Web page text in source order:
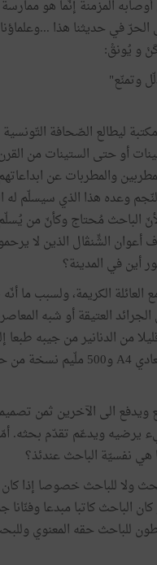
المزمنة إنّما هو
في حديثنا هذا
و يُونقْ:
وتمنّع"
ليطالع الصّحافة
أو حتى الستينات من
والمطربات عن
وعده هذا الذي سيسلّم له
الباحث مُحتاج وكأنّ من
الشِّنڤال الذين لا
أين في المدينة؟
الكريمة، ولسبب ما
العتيقة أو شبه
من الدنانير من جيبه طبعا
الى الآخرين ثمن
يرضيه ويدعّم تقدّم بحثه.
هي نفسيّة الباحث عندئذ؟
ولا للباحث خصوصا إذا
الباحث كاتبا مبدعا
للباحث حقه المعنوي